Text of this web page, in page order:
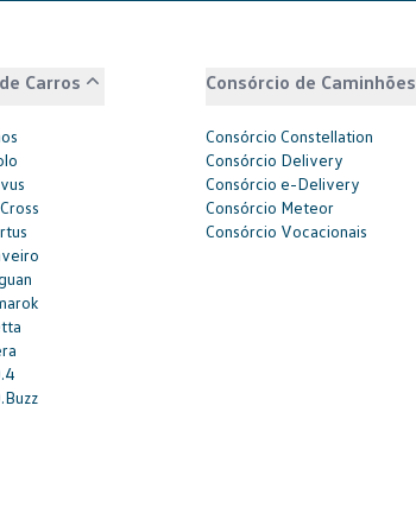
Carros Consórcio de Caminhões
Consórcio Constellation
Consórcio Delivery
Consórcio e-Delivery
Consórcio Meteor
Consórcio Vocacionais